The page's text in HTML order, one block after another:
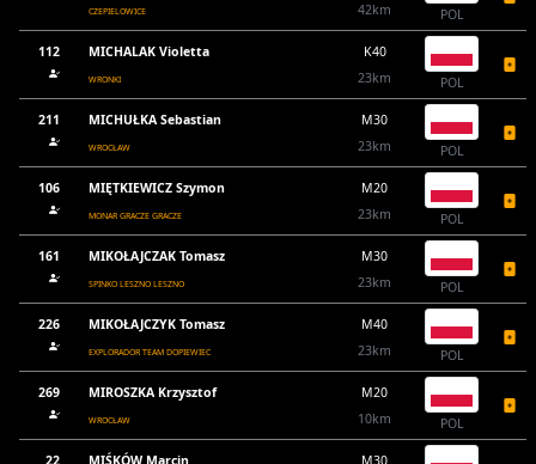
CZEPIELOWICE
42km
POL
112 MICHALAK Violetta
WRONKI
K40
23km
POL
211 MICHUŁKA Sebastian
WROCŁAW
M30
23km
POL
106 MIĘTKIEWICZ Szymon
MONAR GRACZE GRACZE
M20
23km
POL
161 MIKOŁAJCZAK Tomasz
SPINKO LESZNO LESZNO
M30
23km
POL
226 MIKOŁAJCZYK Tomasz
EXPLORADOR TEAM DOPIEWIEC
M40
23km
POL
269 MIROSZKA Krzysztof
WROCŁAW
M20
10km
POL
22 MIŚKÓW Marcin
M30